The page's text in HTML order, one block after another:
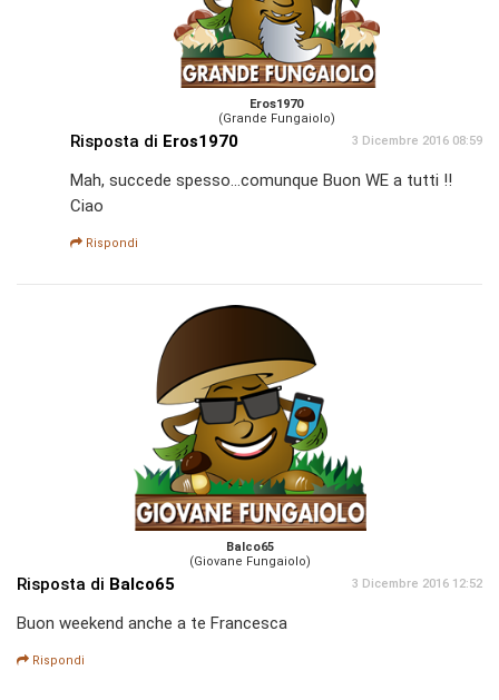
Eros1970
(Grande Fungaiolo)
Risposta di Eros1970 3 Dicembre 2016 08:59
Mah, succede spesso...comunque Buon WE a tutti !!
Ciao
Rispondi
Balco65
(Giovane Fungaiolo)
Risposta di Balco65 3 Dicembre 2016 12:52
Buon weekend anche a te Francesca
Rispondi